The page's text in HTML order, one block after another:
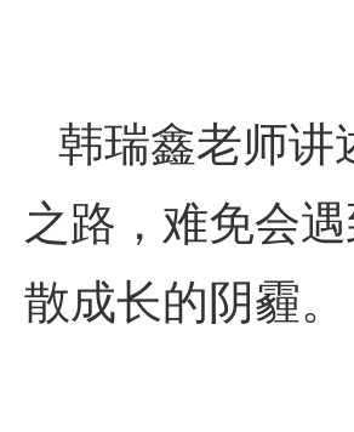
韩瑞鑫老师讲
之路，难免会
散成长的阴霾。